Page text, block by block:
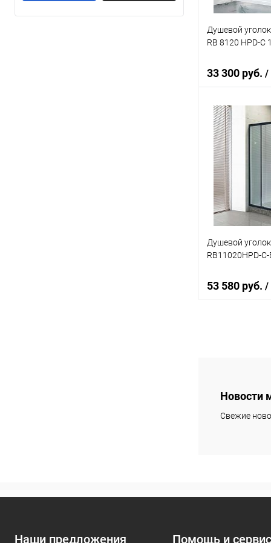
Душевой
RB 8120 HPD-C
33 300 руб. /
В
Купить в 1 клик
В избранное
Душевой
RB11020HPD-
53 580 руб. /
Новости
Свежие
Наши предложения Помощь и